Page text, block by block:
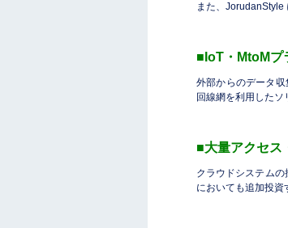
また、JorudanStyle
■IoT・MtoMプ
外部からのデータ
回線網を利用したソ
■大量アクセス
クラウドシステム
においても追加投資